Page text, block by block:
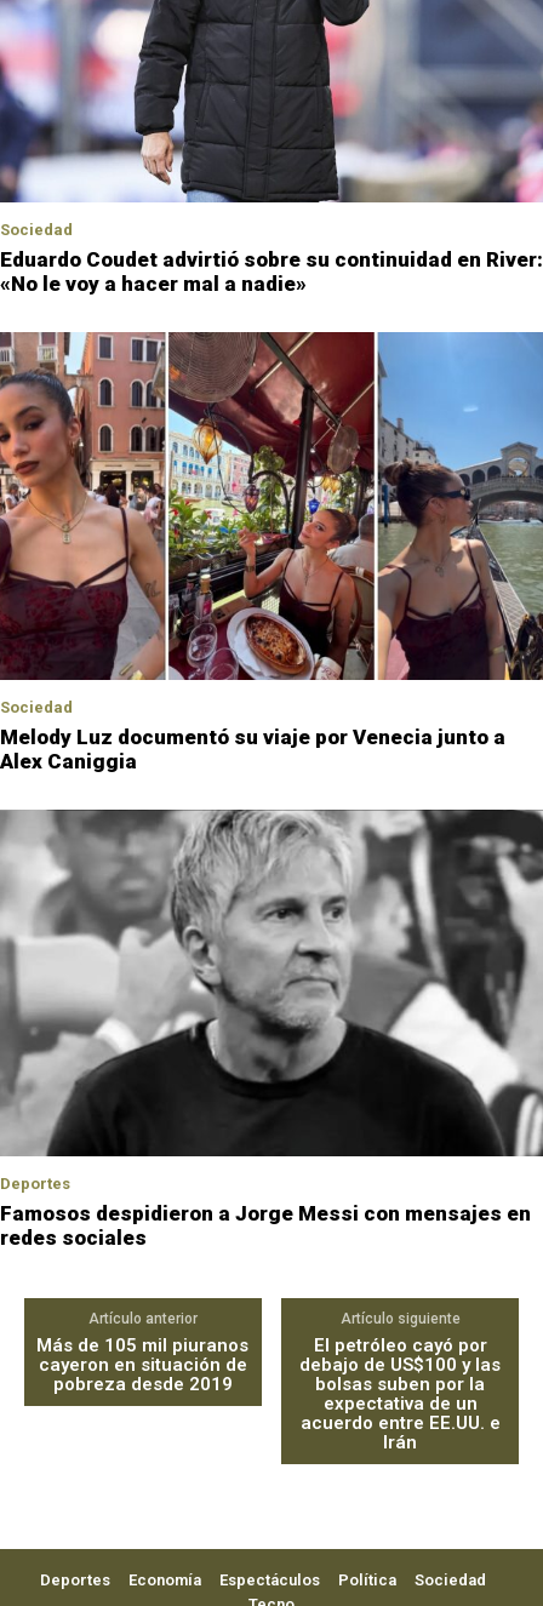
Sociedad
Eduardo Coudet advirtió sobre su continuidad en River:
«No le voy a hacer mal a nadie»
Sociedad
Melody Luz documentó su viaje por Venecia junto a
Alex Caniggia
Deportes
Famosos despidieron a Jorge Messi con mensajes en
redes sociales
Artículo anterior
Más de 105 mil piuranos
cayeron en situación de
pobreza desde 2019
Artículo siguiente
El petróleo cayó por
debajo de US$100 y las
bolsas suben por la
expectativa de un
acuerdo entre EE.UU. e
Irán
Deportes Economía Espectáculos Política
Sociedad